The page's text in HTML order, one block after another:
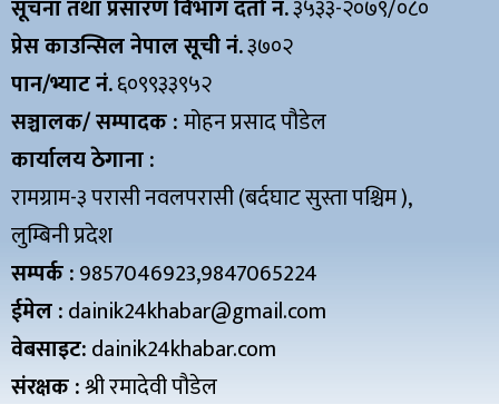
सूचना तथा प्रसारण विभाग दर्ता नं.३५३३-२०७९/०८०
प्रेस काउन्सिल नेपाल सूची नं.३७०२
पान/भ्याट नं.६०९९३३९५२
सञ्चालक/ सम्पादक :मोहन प्रसाद पौडेल
कार्यालय ठेगाना :
रामग्राम-३ परासी नवलपरासी (बर्दघाट सुस्ता पश्चिम ),
लुम्बिनी प्रदेश
सम्पर्क :9857046923,9847065224
ईमेल :dainik24khabar@gmail.com
वेबसाइट:dainik24khabar.com
संरक्षक :श्री रमादेवी पौडेल